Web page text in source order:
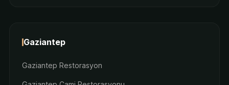
Gaziantep
Gaziantep Restorasyon